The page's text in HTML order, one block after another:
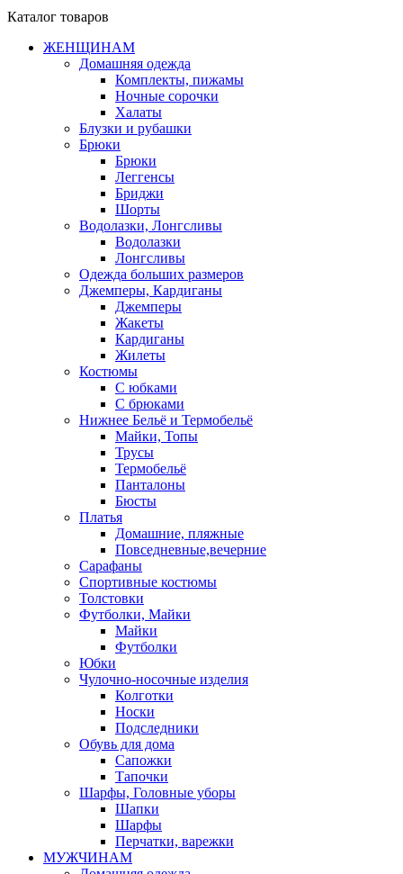
Каталог товаров
ЖЕНЩИНАМ
Домашняя одежда
Комплекты, пижамы
Ночные сорочки
Халаты
Блузки и рубашки
Брюки
Брюки
Леггенсы
Бриджи
Шорты
Водолазки, Лонгсливы
Водолазки
Лонгсливы
Одежда больших размеров
Джемперы, Кардиганы
Джемперы
Жакеты
Кардиганы
Жилеты
Костюмы
С юбками
С брюками
Нижнее Бельё и Термобельё
Майки, Топы
Трусы
Термобельё
Панталоны
Бюсты
Платья
Домашние, пляжные
Повседневные,вечерние
Сарафаны
Спортивные костюмы
Толстовки
Футболки, Майки
Майки
Футболки
Юбки
Чулочно-носочные изделия
Колготки
Носки
Подследники
Обувь для дома
Сапожки
Тапочки
Шарфы, Головные уборы
Шапки
Шарфы
Перчатки, варежки
МУЖЧИНАМ